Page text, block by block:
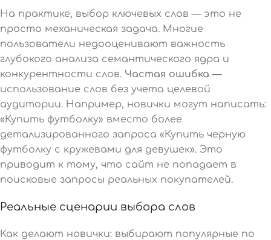
На практике, выбор ключевых слов — это не
просто механическая задача. Многие
пользователи недооценивают важность
глубокого анализа семантического ядра и
конкурентности слов. Частая ошибка —
использование слов без учета целевой
аудитории. Например, новички могут написать:
«Купить футболку» вместо более
детализированного запроса «Купить черную
футболку с кружевами для девушек». Это
приводит к тому, что сайт не попадает в
поисковые запросы реальных покупателей.
Реальные сценарии выбора слов
Как делают новички: выбирают популярные по